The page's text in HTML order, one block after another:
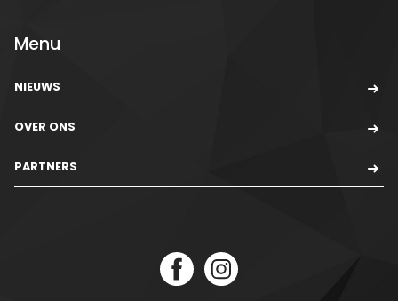
Menu
NIEUWS
OVER ONS
PARTNERS